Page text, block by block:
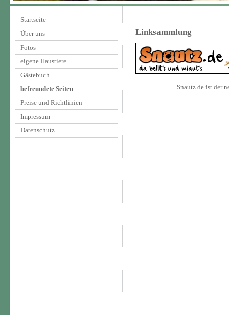
Startseite
Über uns
Fotos
eigene Haustiere
Gästebuch
befreundete Seiten
Preise und Richtlinien
Impressum
Datenschutz
Linksammlung
Snautz.de ist der